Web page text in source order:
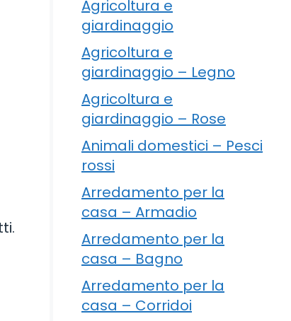
Agricoltura e
giardinaggio
Agricoltura e
giardinaggio – Legno
Agricoltura e
giardinaggio – Rose
Animali domestici – Pesci
rossi
Arredamento per la
casa – Armadio
Arredamento per la
casa – Bagno
Arredamento per la
casa – Corridoi